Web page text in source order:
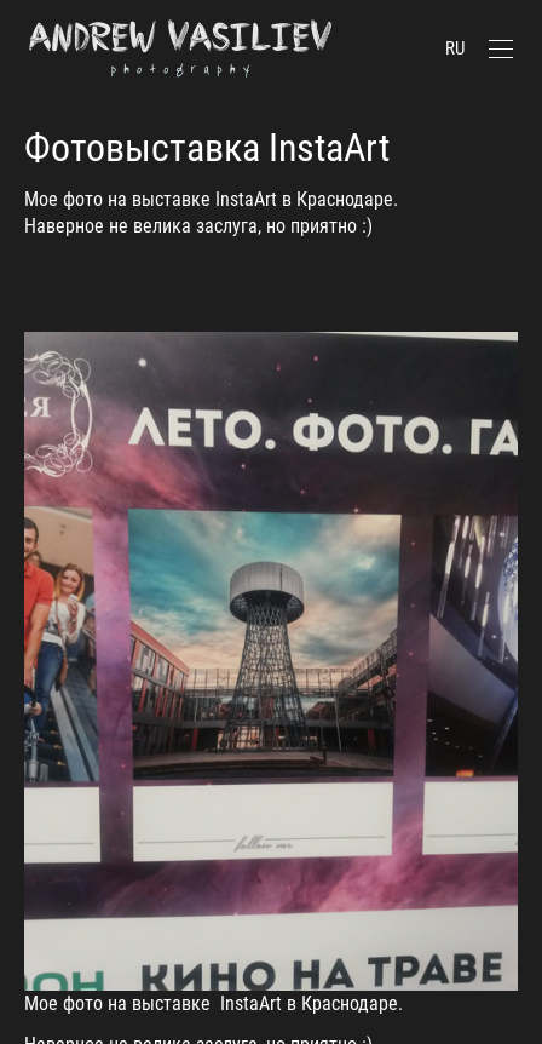
RU
Фотовыставка InstaArt
Мое фото на выставке InstaArt в Краснодаре.
Наверное не велика заслуга, но приятно :)
Мое фото на выставке InstaArt в Краснодаре.